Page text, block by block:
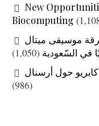
New
Biocomputing
موسيقى ميتال
في السّعودية (1,050)
حول أرسنال
(986)